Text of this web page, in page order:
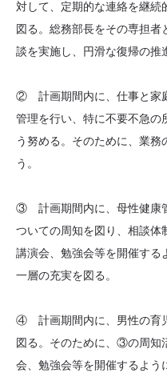
対して、定期的な連絡を継続
図る。総務部長をその専担
談を実施し、円滑な復帰の推
② 計画期間内に、仕事と家
管理を行い、特に不要不急の
う努める。そのために、業
う。
③ 計画期間内に、母性健康
ついての周知を図り、相談体
講演会、勉強会等を開催する
一層の充実を図る。
④ 計画期間内に、男性の育
図る。そのために、③の周知
会、勉強会等を開催するよう